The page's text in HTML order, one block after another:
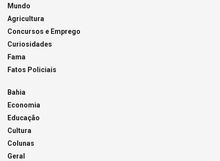
Mundo
Agricultura
Concursos e Emprego
Curiosidades
Fama
Fatos Policiais
Bahia
Economia
Educação
Cultura
Colunas
Geral